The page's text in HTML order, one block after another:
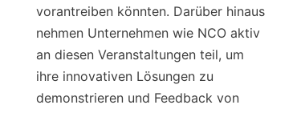
vorantreiben könnten. Darüber hinaus
nehmen Unternehmen wie NCO aktiv
an diesen Veranstaltungen teil, um
ihre innovativen Lösungen zu
demonstrieren und Feedback von